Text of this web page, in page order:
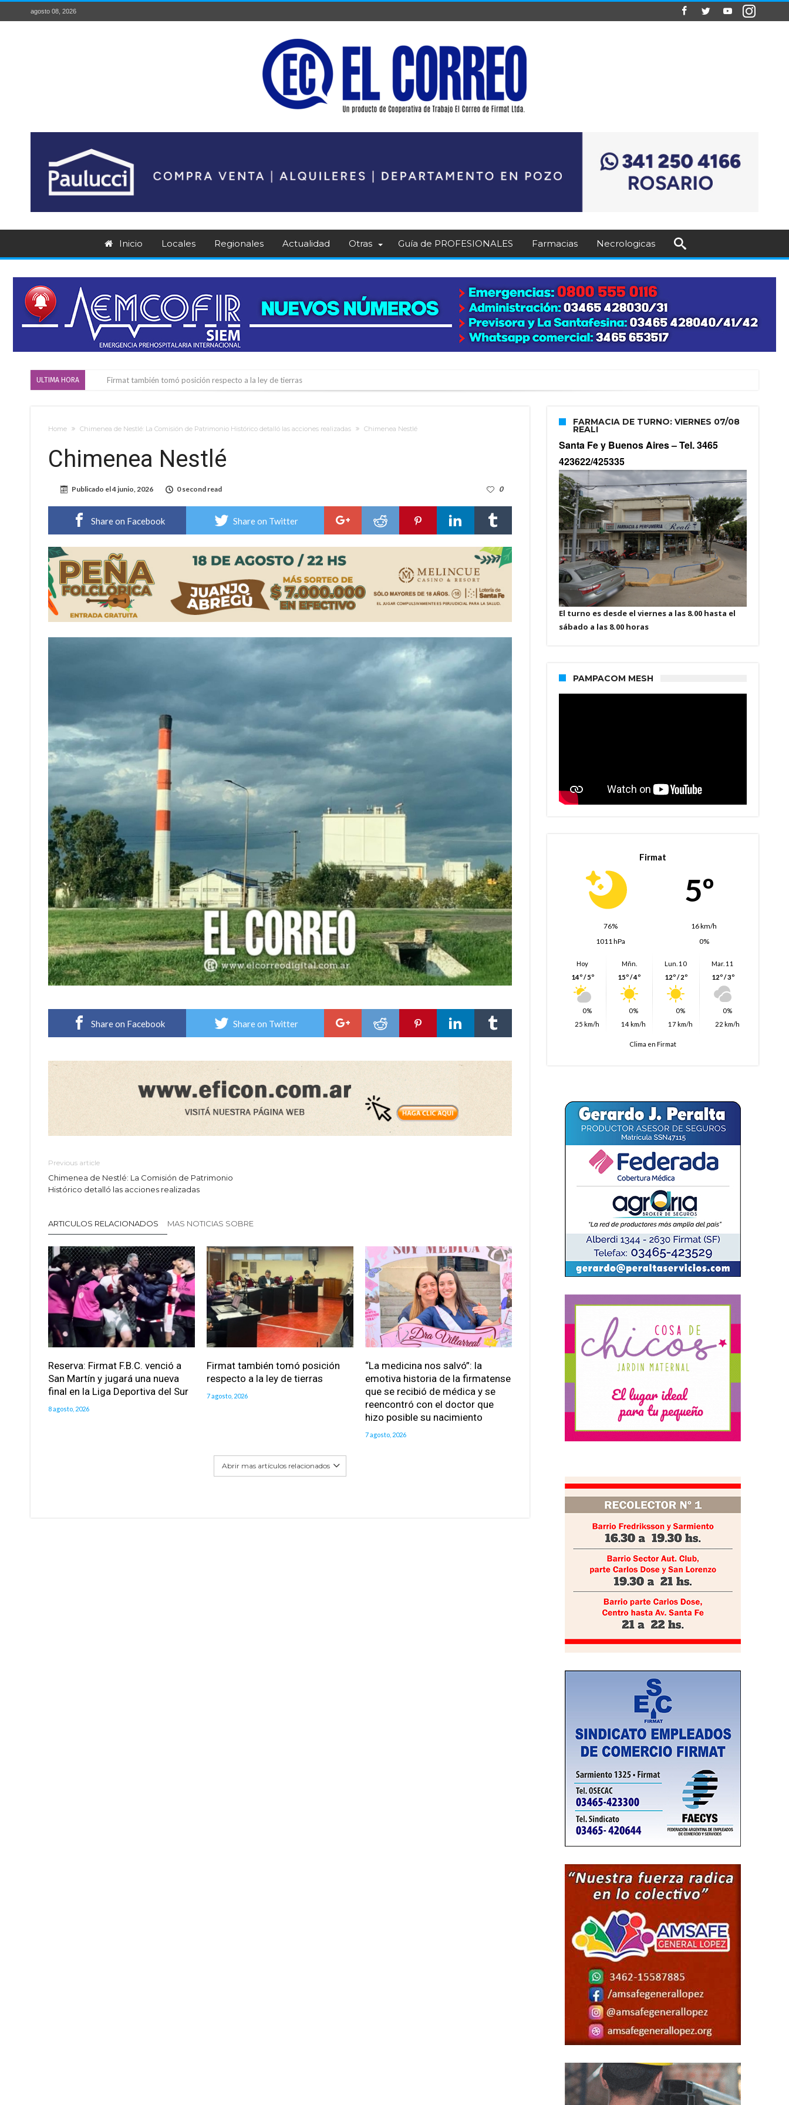
agosto 08, 2026
Inicio Locales Regionales Actualidad Otras Guía de PROFESIONALES Farmacias Necrologicas
ULTIMA HORA Firmat también tomó posición respecto a la ley de tierras
Firmat: avanza la investigación de dos empleadas del Juzgado de Faltas por presuntas irregularidades
Colecta solidaria de juguetes en Firmat para el EPI y el Hospital Vilela
Vuelve el básquet: este viernes arranca el Clausura con agenda confirmada y planteles renovados
Home Chimenea de Nestlé: La Comisión de Patrimonio Histórico detalló las acciones realizadas Chimenea Nestlé
Chimenea Nestlé
Publicado el4 junio, 2026 0 second read 0
Share on Facebook Share on Twitter
Share on Facebook Share on Twitter
Previous article
Chimenea de Nestlé: La Comisión de Patrimonio
Histórico detalló las acciones realizadas
ARTICULOS RELACIONADOS MAS NOTICIAS SOBRE
Reserva: Firmat F.B.C. venció a
San Martín y jugará una nueva
final en la Liga Deportiva del Sur
8 agosto, 2026
Firmat también tomó posición
respecto a la ley de tierras
7 agosto, 2026
“La medicina nos salvó”: la
emotiva historia de la firmatense
que se recibió de médica y se
reencontró con el doctor que
hizo posible su nacimiento
7 agosto, 2026
Abrir mas artículos relacionados
FARMACIA DE TURNO: VIERNES 07/08
REALI
Santa Fe y Buenos Aires –Tel. 3465
423622/425335
El turno es desde el viernes a las 8.00 hasta el
sábado a las 8.00 horas
PAMPACOM MESH
Firmat
5º
76%
16 km/h
1011 hPa
0%
Hoy
14º / 5º
0%
25 km/h
Mñn.
15º / 4º
0%
14 km/h
Lun. 10
12º / 2º
0%
17 km/h
Mar. 11
12º / 3º
0%
22 km/h
Clima en Firmat